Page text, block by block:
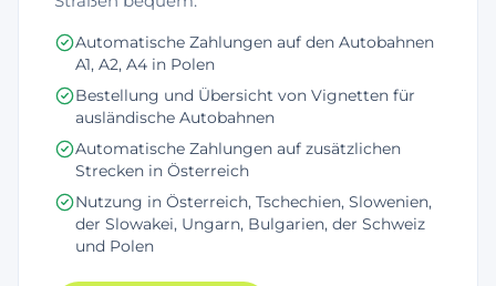
Automatische Zahlungen auf den Autobahnen
A1, A2, A4 in Polen
Bestellung und Übersicht von Vignetten für
ausländische Autobahnen
Automatische Zahlungen auf zusätzlichen
Strecken in Österreich
Nutzung in Österreich, Tschechien, Slowenien,
der Slowakei, Ungarn, Bulgarien, der Schweiz
und Polen